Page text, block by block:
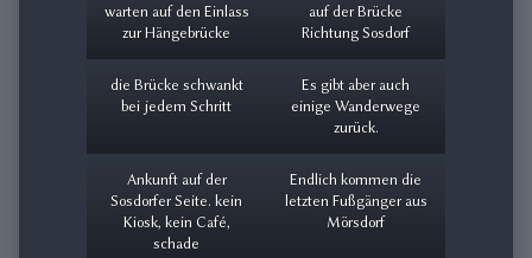
warten auf den Einlass
zur Hängebrücke
auf der Brücke
Richtung Sosdorf
die Brücke schwankt
bei jedem Schritt
Es gibt aber auch
einige Wanderwege
zurück.
Ankunft auf der
Sosdorfer Seite. kein
Kiosk, kein Café,
schade
Endlich kommen die
letzten Fußgänger aus
Mörsdorf